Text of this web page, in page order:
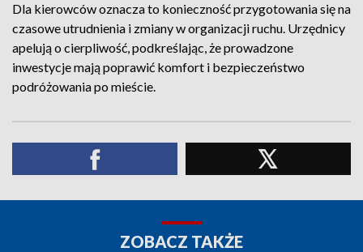
Dla kierowców oznacza to konieczność przygotowania się na
czasowe utrudnienia i zmiany w organizacji ruchu. Urzędnicy
apelują o cierpliwość, podkreślając, że prowadzone
inwestycje mają poprawić komfort i bezpieczeństwo
podróżowania po mieście.
ZOBACZ TAKŻE